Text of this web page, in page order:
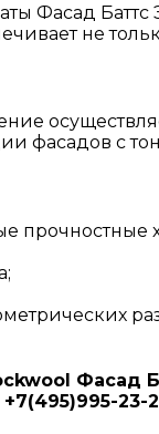
Фасад Баттс
не
фасадов с
прочностные
Фасад
23-